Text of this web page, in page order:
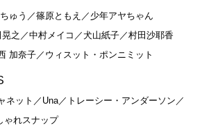
ゅう／篠原ともえ／少年アヤちゃん
之／中村メイコ／犬山紙子／村田沙耶香
加奈子／ウィスット・ポンニミット
ネット／Una／トレーシー・アンダーソン／
ゃれスナップ